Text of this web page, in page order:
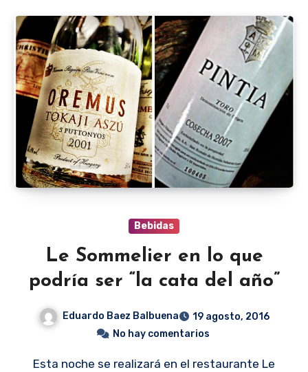
Bebidas
Le Sommelier en lo que
podría ser “la cata del año”
Eduardo Baez Balbuena
19 agosto, 2016
No hay comentarios
Esta noche se realizará en el restaurante Le